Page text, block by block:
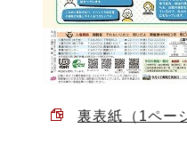
裏表紙（1ペー